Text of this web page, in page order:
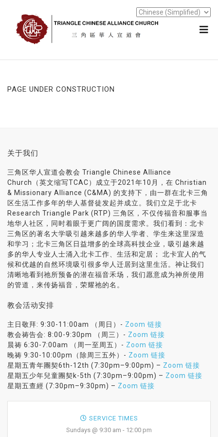
PAGE UNDER CONSTRUCTION
关于我们
三角区华人宣道会教会 Triangle Chinese Alliance
Church（英文缩写TCAC）成立于2021年10月，在 Christian
& Missionary Alliance (C&MA) 的支持下，由一群在北卡三角
区生活工作多年的华人基督徒发起并成立。我们立足于北卡
Research Triangle Park (RTP) 三角区，不仅传福音和服事当
地华人社区，同时着眼于更广阔的国度需求。我们看到：北卡
三角区的著名大学吸引越来越多的华人学者、学生来这里深造
和学习；北卡三角区日益增多的全球高科技企业，吸引越来越
多的华人专业人士涌入北卡工作、生活和定居； 北卡宜人的气
候和优越的自然环境吸引很多华人迁居到这里生活。神让我们
清晰地看到祂所预备的潜在福音禾场，我们愿意成为神所使用
的管道，来传扬福音，荣耀祂的名。
教会活动安排
主日敬拜: 9:30-11:00am （周日）- Zoom 链接
教会祷告会: 8:00-9:30pm （周三）- Zoom 链接
晨祷 6:30-7:00am （周一至周五）- Zoom 链接
晚祷 9:30-10:00pm（除周三五外）- Zoom 链接
星期五青年團契6th-12th (7:30pm–9:00pm) – Zoom 链接
星期五少年兒童團契k-5th (7:30pm–9:00pm) – Zoom 链接
星期五查經 (7:30pm–9:30pm) – Zoom 链接
SERVICE TIMES
Sundays @ 9:30 am - 12:00 pm